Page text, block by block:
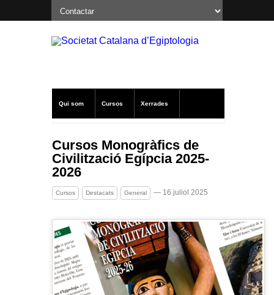
Qui som Cursos Xerrades
Publicacions Altres
Cursos Monogràfics de
Civilització Egípcia 2025-
2026
Cursos Destacats General — 16 juliol 2025